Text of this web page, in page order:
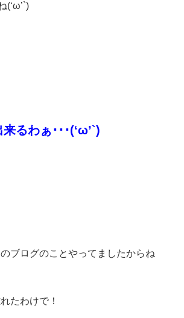
(‘ω’`)
るわぁ･･･(‘ω’`)
ブログのことやってましたからね
たわけで！